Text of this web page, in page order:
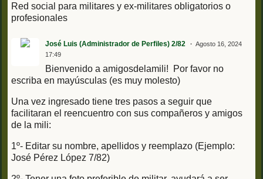
Red social para militares y ex-militares obligatorios o
profesionales
José Luis (Administrador de Perfiles) 2/82
Agosto 16, 2024
17:49
Bienvenido a amigosdelamili! Por favor no
escriba en mayúsculas (es muy molesto)
Una vez ingresado tiene tres pasos a seguir que
facilitaran el reencuentro con sus compañeros y amigos
de la mili:
1º- Editar su nombre, apellidos y reemplazo (Ejemplo:
José Pérez López 7/82)